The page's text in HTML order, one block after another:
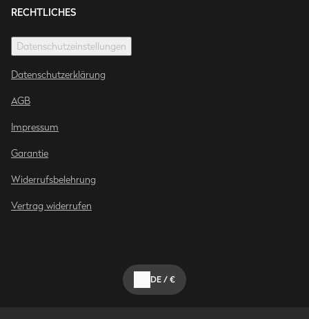
RECHTLICHES
Datenschutzeinstellungen
Datenschutzerklärung
AGB
Impressum
Garantie
Widerrufsbelehrung
Vertrag widerrufen
DE/€